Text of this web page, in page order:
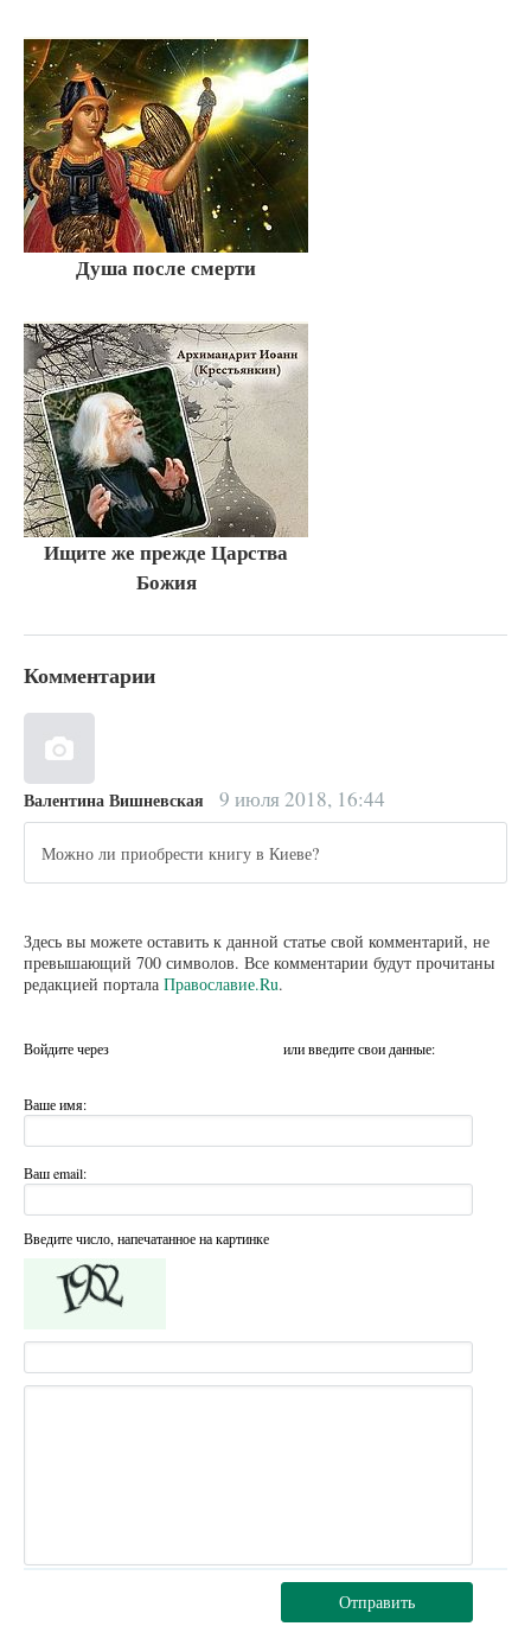
Душа после смерти
Ищите же прежде Царства
Божия
Комментарии
Валентина Вишневская 9 июля 2018, 16:44
Можно ли приобрести книгу в Киеве?
Здесь вы можете оставить к данной статье свой комментарий, не
превышающий 700 символов. Все комментарии будут прочитаны
редакцией портала Православие.Ru.
Войдите через или введите свои данные:
Ваше имя:
Ваш email:
Введите число, напечатанное на картинке
Отправить